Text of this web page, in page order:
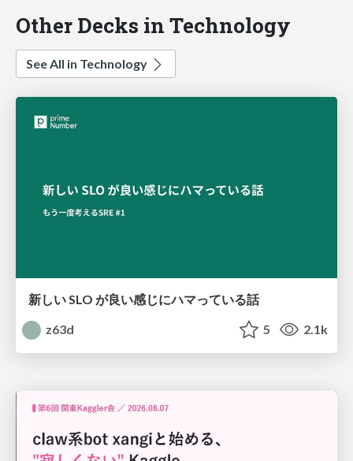
Other Decks in Technology
See All in Technology
新しい SLO が良い感じにハマっている話
z63d
5 2.1k